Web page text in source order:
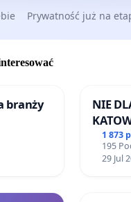
Prywatność już na
branży
NIE
1 873
195
29 Jul